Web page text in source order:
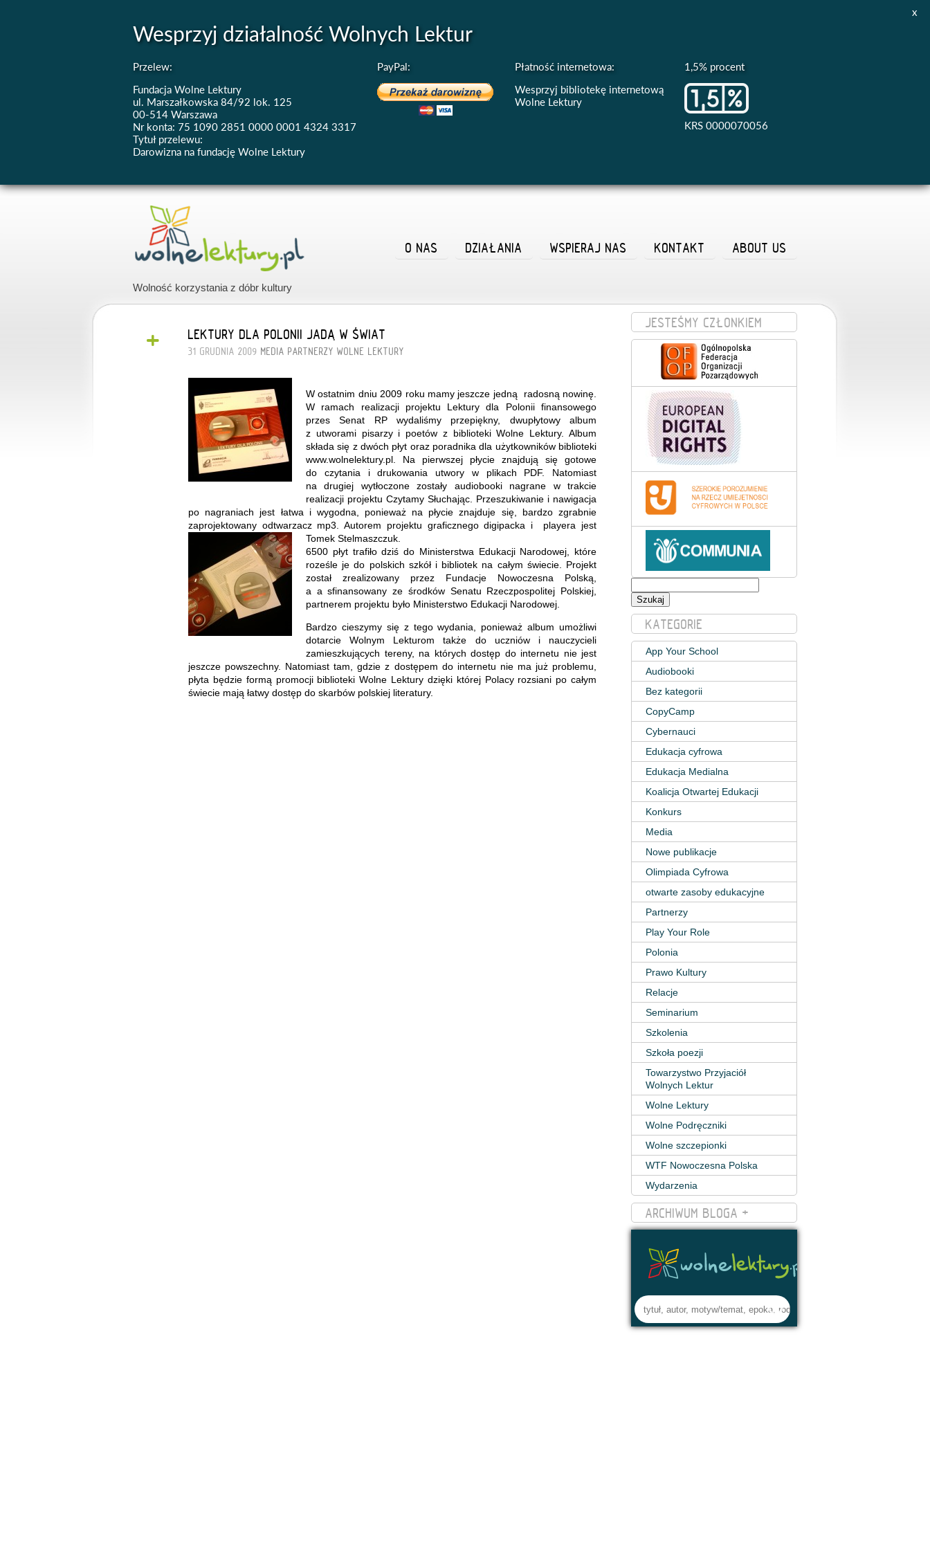
Wesprzyj działalność Wolnych Lektur
Przelew:
Fundacja Wolne Lektury
ul. Marszałkowska 84/92 lok. 125
00-514 Warszawa
Nr konta: 75 1090 2851 0000 0001 4324 3317
Tytuł przelewu:
Darowizna na fundację Wolne Lektury
PayPal:
Płatność internetowa:
Wesprzyj bibliotekę internetową
Wolne Lektury
1,5% procent
KRS 0000070056
x
Wolność korzystania z dóbr kultury
ABOUT US
KONTAKT
WSPIERAJ NAS
DZIAŁANIA
O NAS
+ LEKTURY DLA POLONII JADĄ W ŚWIAT
31 GRUDNIA 2009 MEDIA PARTNERZY WOLNE LEKTURY
W ostatnim dniu 2009 roku mamy jeszcze jedną radosną nowinę.
W ramach realizacji projektu Lektury dla Polonii finansowego
przes Senat RP wydaliśmy przepiękny, dwupłytowy album
z utworami pisarzy i poetów z biblioteki Wolne Lektury. Album
składa się z dwóch płyt oraz poradnika dla użytkowników biblioteki
www.wolnelektury.pl. Na pierwszej płycie znajdują się gotowe
do czytania i drukowania utwory w plikach PDF. Natomiast
na drugiej wytłoczone zostały audiobooki nagrane w trakcie
realizacji projektu Czytamy Słuchając. Przeszukiwanie i nawigacja
po nagraniach jest łatwa i wygodna, ponieważ na płycie znajduje się, bardzo zgrabnie
zaprojektowany odtwarzacz mp3. Autorem projektu graficznego digipacka i playera jest
Tomek Stelmaszczuk.
6500 płyt trafiło dziś do Ministerstwa Edukacji Narodowej, które
roześle je do polskich szkół i bibliotek na całym świecie. Projekt
został zrealizowany przez Fundacje Nowoczesna Polską,
a a sfinansowany ze środków Senatu Rzeczpospolitej Polskiej,
partnerem projektu było Ministerstwo Edukacji Narodowej.
Bardzo cieszymy się z tego wydania, ponieważ album umożliwi
dotarcie Wolnym Lekturom także do uczniów i nauczycieli
zamieszkujących tereny, na których dostęp do internetu nie jest
jeszcze powszechny. Natomiast tam, gdzie z dostępem do internetu nie ma już problemu,
płyta będzie formą promocji biblioteki Wolne Lektury dzięki której Polacy rozsiani po całym
świecie mają łatwy dostęp do skarbów polskiej literatury.
JESTEŚMY CZŁONKIEM
KATEGORIE
App Your School
Audiobooki
Bez kategorii
CopyCamp
Cybernauci
Edukacja cyfrowa
Edukacja Medialna
Koalicja Otwartej Edukacji
Konkurs
Media
Nowe publikacje
Olimpiada Cyfrowa
otwarte zasoby edukacyjne
Partnerzy
Play Your Role
Polonia
Prawo Kultury
Relacje
Seminarium
Szkolenia
Szkoła poezji
Towarzystwo Przyjaciół
Wolnych Lektur
Wolne Lektury
Wolne Podręczniki
Wolne szczepionki
WTF Nowoczesna Polska
Wydarzenia
ARCHIWUM BLOGA +